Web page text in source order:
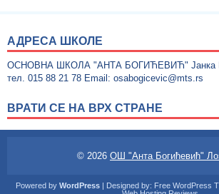
АДРЕСА ШКОЛЕ
ОСНОВНА ШКОЛА "АНТА БОГИЋЕВИЋ" Јанка
тел. 015 88 21 78 Email: osabogicevic@mts.rs
ВРАТИ СЕ НА ВРХ СТРАНЕ
© 2026 ОШ "Анта Богићевић"
Powered by WordPress | Designed by: Free WordPress